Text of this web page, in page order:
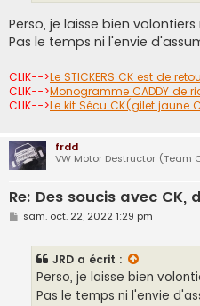
Perso, je laisse bien
Pas le temps ni l'envie
CLIK-->Le STICKERS CK est de
CLIK-->Monogramme CADDY de
CLIK-->Le kit Sécu CK(gilet jaune
frdd
VW Motor Destructor (Team
Re: Des soucis avec CK,
Msam. oct. 22, 2022 1:29 pm
JRD a écrit :
Perso, je laisse bien
Pas le temps ni l'envie